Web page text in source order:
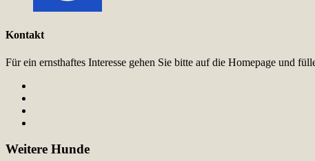
Kontakt
Für ein ernsthaftes Interesse gehen Sie bitte auf die Homepage und
Weitere Hunde